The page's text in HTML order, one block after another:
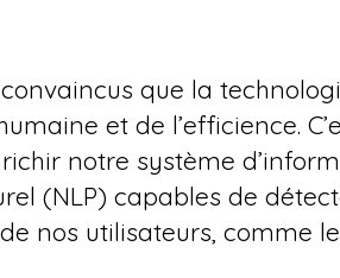
que la
et de l’efficience.
notre système
(NLP) capables de
nos utilisateurs, comme